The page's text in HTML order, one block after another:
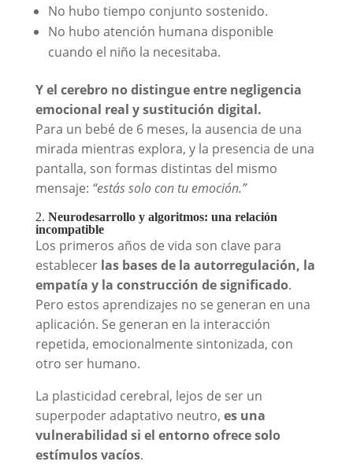
No hubo tiempo conjunto sostenido.
No hubo atención humana disponible
cuando el niño la necesitaba.
Y el cerebro no distingue entre negligencia
emocional real y sustitución digital.
Para un bebé de 6 meses, la ausencia de una
mirada mientras explora, y la presencia de una
pantalla, son formas distintas del mismo
mensaje: “estás solo con tu emoción.”
2. Neurodesarrollo y algoritmos: una relación
incompatible
Los primeros años de vida son clave para
establecer las bases de la autorregulación, la
empatía y la construcción de significado.
Pero estos aprendizajes no se generan en una
aplicación. Se generan en la interacción
repetida, emocionalmente sintonizada, con
otro ser humano.
La plasticidad cerebral, lejos de ser un
superpoder adaptativo neutro, es una
vulnerabilidad si el entorno ofrece solo
estímulos vacíos.